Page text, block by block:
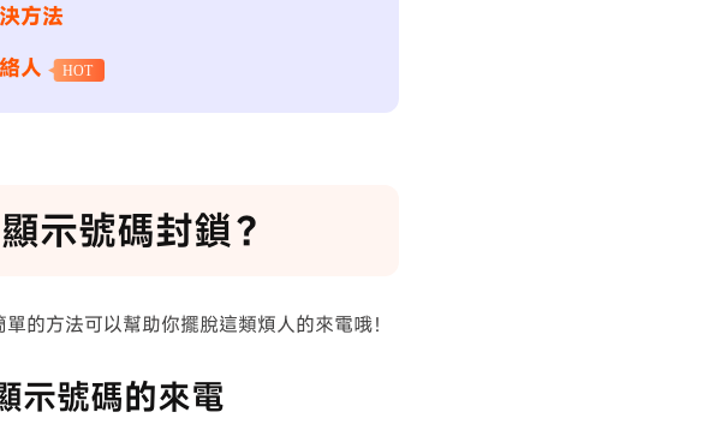
方法
人
HOT
示號碼封鎖？
的方法可以幫助你擺脫這類煩人的來電哦！
示號碼的來電